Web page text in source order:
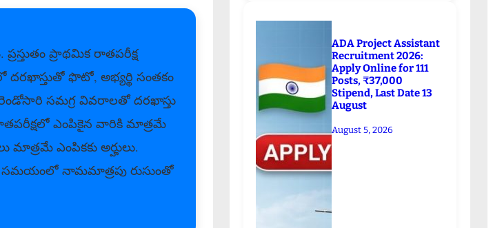
ప్రాథమిక రాతపరీక్ష
దరఖాస్తుతో ఫొటో, అభ్యర్థి సంతకం
సమగ్ర వివరాలతో దరఖాస్తు
ఎంపికైన వారికి మాత్రమే
మాత్రమే ఎంపికకు అర్హులు.
సమయంలో నామమాత్రపు రుసుంతో
ADA Project Assistant
Recruitment 2026:
Apply Online for 111
Posts, ₹37,000
Stipend, Last Date 13
August
August 5, 2026